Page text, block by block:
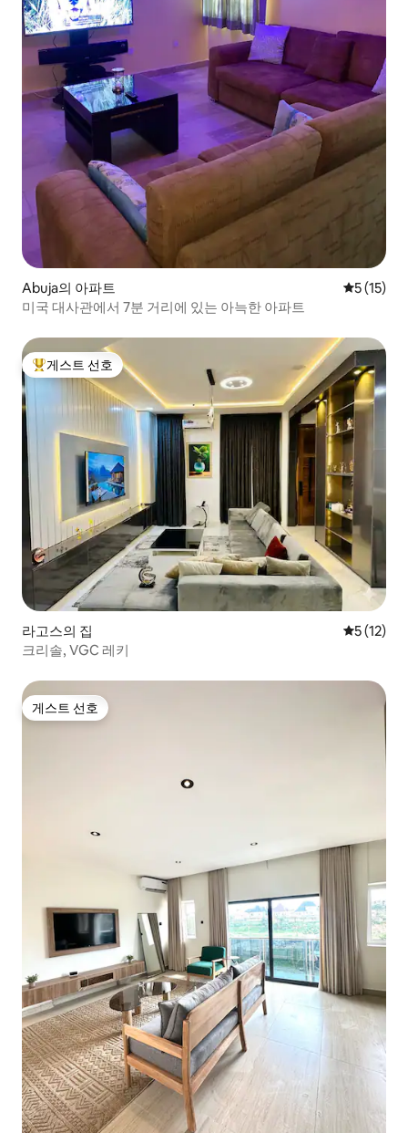
Abuja의 아파트 평점 5점
5 (15)
미국 대사관에서 7분 거리에 있는 아늑한 아파트
상위 게스트 선호
게스트 선호
라고스의 집 평점 5점
5 (12)
크리솔, VGC 레키
게스트 선호
게스트 선호